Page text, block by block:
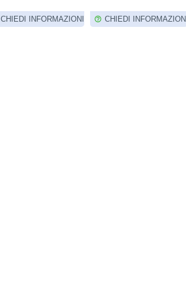
CHIEDI INFORMAZIONI CHIEDI INFORMAZIONI